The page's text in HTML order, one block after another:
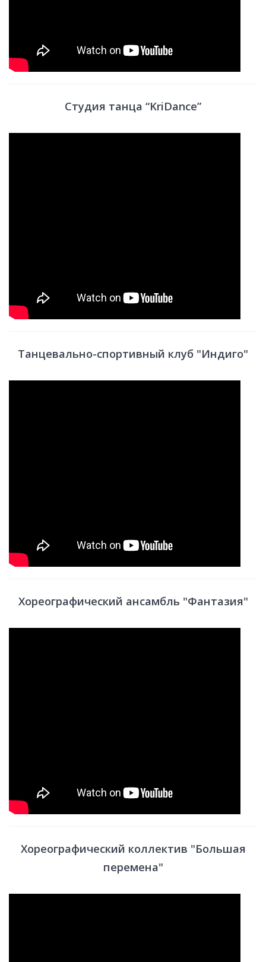
Студия танца “KriDance”
Танцевально-спортивный клуб "Индиго"
Хореографический ансамбль "Фантазия"
Хореографический коллектив "Большая
перемена"